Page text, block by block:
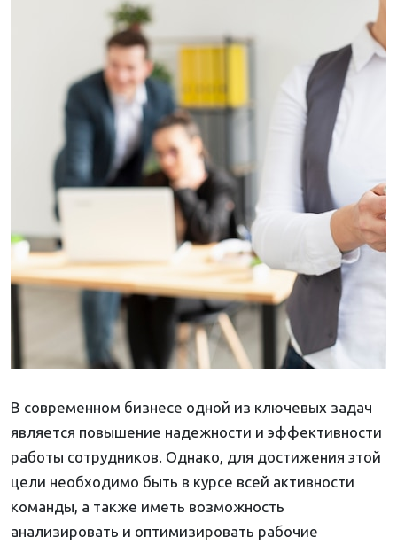
В современном бизнесе одной из ключевых задач
является повышение надежности и эффективности
работы сотрудников. Однако, для достижения этой
цели необходимо быть в курсе всей активности
команды, а также иметь возможность
анализировать и оптимизировать рабочие